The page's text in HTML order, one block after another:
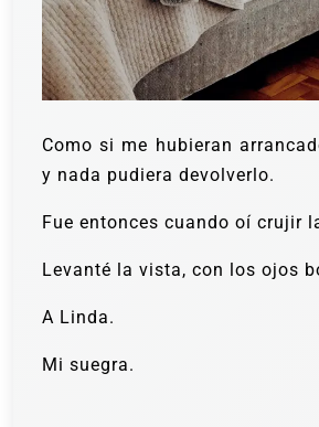
Como si me hubieran
y nada pudiera devolverlo.
Fue entonces cuando oí crujir
Levanté la vista, con los ojos
A Linda.
Mi suegra.